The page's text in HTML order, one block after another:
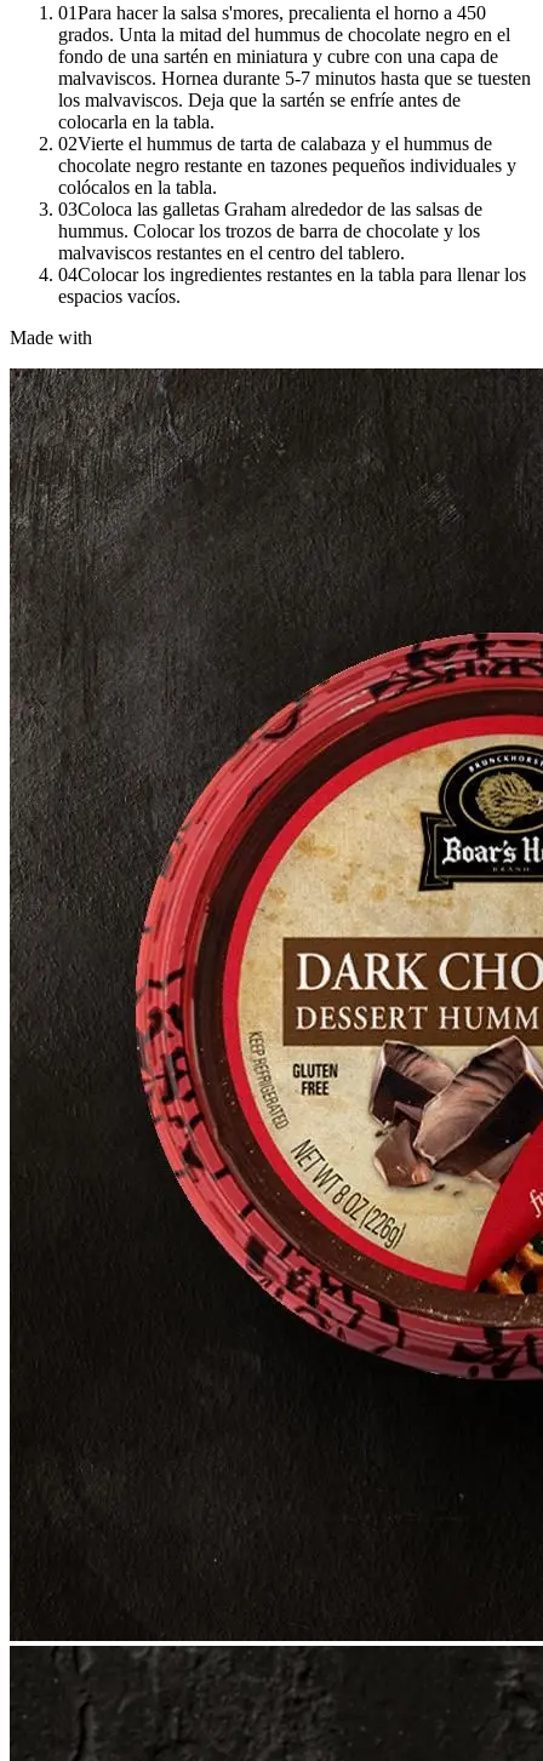
01Para hacer la salsa s'mores, precalienta el horno a 450
grados. Unta la mitad del hummus de chocolate negro en el
fondo de una sartén en miniatura y cubre con una capa de
malvaviscos. Hornea durante 5-7 minutos hasta que se tuesten
los malvaviscos. Deja que la sartén se enfríe antes de
colocarla en la tabla.
02Vierte el hummus de tarta de calabaza y el hummus de
chocolate negro restante en tazones pequeños individuales y
colócalos en la tabla.
03Coloca las galletas Graham alrededor de las salsas de
hummus. Colocar los trozos de barra de chocolate y los
malvaviscos restantes en el centro del tablero.
04Colocar los ingredientes restantes en la tabla para llenar los
espacios vacíos.
Made with